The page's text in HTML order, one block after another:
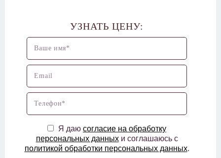
УЗНАТЬ ЦЕНУ:
Я даю согласие на обработку
персональных данныхи соглашаюсь с
политикой обработки персональных данных.